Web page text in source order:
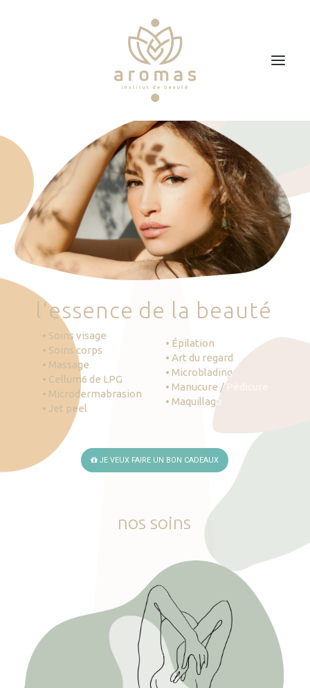
Soins
Je veux faire un bon cadeau
Plan d’accès
Prendre RDV
'essence de la beauté
• Soins visage
• Soins corps
• Massage
• Cellum6 de LPG
• Microdermabrasion
• Jet peel
• Épilation
• Art du regard
• Microblading
• Manucure / Pédicure
• Maquillage
JE VEUX FAIRE UN BON CADEAUX
nos soins